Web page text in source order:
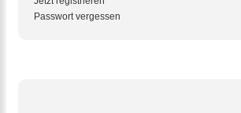
Passwort vergessen